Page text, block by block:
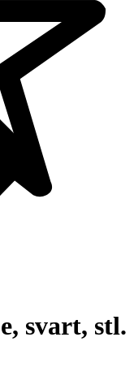
svart, stl.